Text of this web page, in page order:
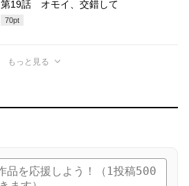
第19話 オモイ、交錯して
70pt
もっと見る